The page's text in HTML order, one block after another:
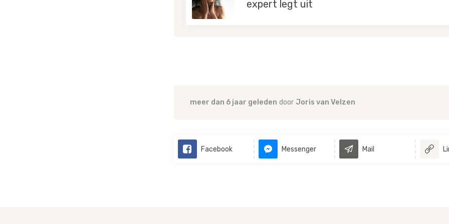
expert legt uit
meer dan 6 jaar geleden door Joris van Velzen
Facebook Messenger Mail